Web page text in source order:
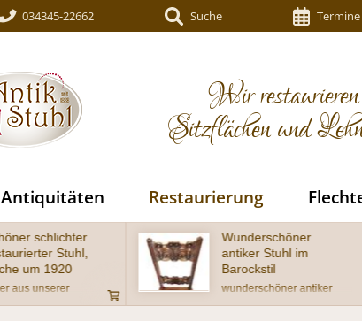
034345-22662 Suche Termine
Wir
Sitzflächen und
Antiquitäten Restaurierung
Wunderschöner
antiker Stuhl im
Barockstil
wunderschöner antiker
Stuhl im Barockstil, Eiche
Schöner
Sehr